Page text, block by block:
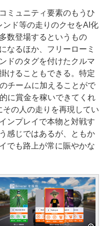
ミュニティ要素のもうひ
ド等の走りのクセをAI化
数登場するというもの
なるほか、フリーローミ
ドのタグを付けたクルマ
けることもできる。特定
チームに加えることがで
に賞金を稼いできてくれ
の人の走りを再現してい
ンプレイで本物と対戦す
感じではあるが、ともか
でも路上が常に賑やかな